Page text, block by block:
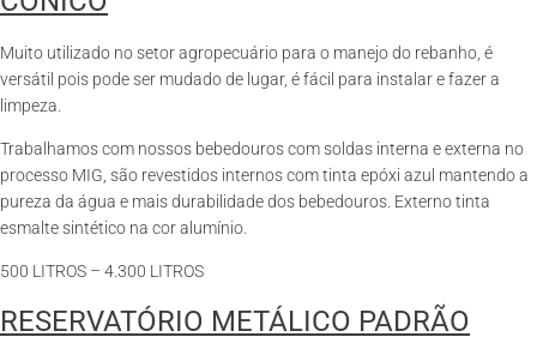
Muito utilizado no setor agropecuário para o manejo do rebanho, é
versátil pois pode ser mudado de lugar, é fácil para instalar e fazer a
limpeza.
Trabalhamos com nossos bebedouros com soldas interna e externa no
processo MIG, são revestidos internos com tinta epóxi azul mantendo a
pureza da água e mais durabilidade dos bebedouros. Externo tinta
esmalte sintético na cor alumínio.
500 LITROS – 4.300 LITROS
RESERVATÓRIO METÁLICO PADRÃO